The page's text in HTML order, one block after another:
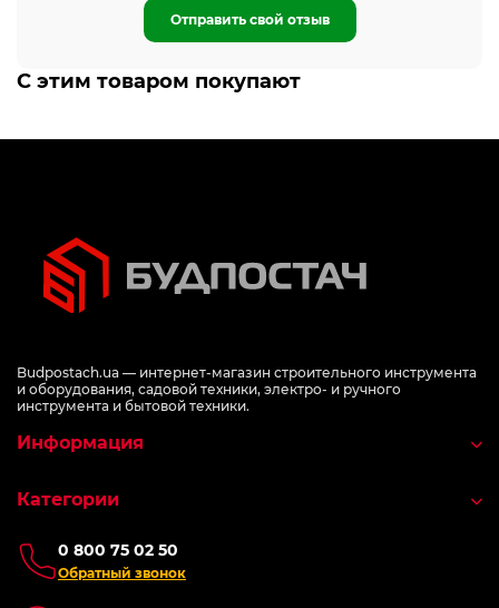
Отправить свой отзыв
С этим товаром покупают
Budpostach.ua — интернет-магазин строительного инструмента
и оборудования, садовой техники, электро- и ручного
инструмента и бытовой техники.
0 800 75 02 50
Обратный звонок
Информация
Категории